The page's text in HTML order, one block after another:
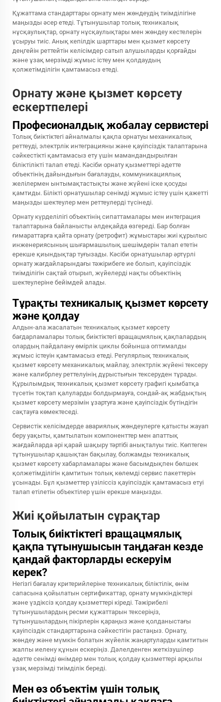
Құжаттама стандарттары орнату мен жөндеудің тиімділігіне
маңызды әсер етеді. Тұтынушылар толық техникалық
нұсқаулықтар, орнату нұсқаулықтары мен жөндеу кестелерін
ұсыруы тиіс. Анық кепілдік шарттары мен қызмет көрсету
деңгейін реттейтін келісімдер сатып алушыларды қорғайды
және ұзақ мерзімді жұмыс істеу мен қолдаудың
қолжетімділігін қамтамасыз етеді.
Орнату және қызмет көрсету
ескертпелері
Професионалдық жобалау сервистері
Толық биіктіктегі айналмалы қақпа орнатуы механикалық
реттеуді, электрлік интеграцияны және қауіпсіздік талаптарына
сәйкестікті қамтамасыз ету үшін мамандандырылған
біліктілікті талап етеді. Кәсіби орнату қызметтері әдетте
объектінің дайындығын бағалауды, коммуникациялық
желілермен ынтымақтастықты және жүйені іске қосуды
қамтиды. Білікті орнатушылар сенімді жұмыс істеу үшін қажетті
маңызды шектеулер мен реттеулерді түсінеді.
Орнату күрделілігі объектінің сипаттамалары мен интеграция
талаптарына байланысты әлдеқайда өзгереді. Бар болған
ғимараттарға қайта орнату (ретрофит) жұмыстары жиі құрылыс
инженериясының шығармашылық шешімдерін талап ететін
ерекше қиындықтар туғызады. Кәсіби орнатушылар әртүрлі
орнату жағдайларындағы тәжірибеге ие болып, қауіпсіздік
тиімділігін сақтай отырып, жүйелерді нақты объектінің
шектеулеріне бейімдей алады.
Тұрақты техникалық қызмет көрсету
және қолдау
Алдын-ала жасалатын техникалық қызмет көрсету
бағдарламалары толық биіктіктегі вращацмялық қақпалардың
олардың пайдалану өмірлік циклы бойынша оптималды
жұмыс істеуін қамтамасыз етеді. Регулярлық техникалық
қызмет көрсету механикалық майлау, электрлік жүйені тексеру
және калибрлеу реттелуінің дұрыстығын тексеруден тұрады.
Құрылымдық техникалық қызмет көрсету графигі қымбатқа
түсетін тоқтап қалуларды болдырмауға, сондай-ақ жабдықтың
қызмет көрсету мерзімін ұзартуға және қауіпсіздік бүтіндігін
сақтауға көмектеседі.
Сервистік келісімдерде авариялық жөндеулерге қатысты жауап
беру уақыты, қамтылатын компоненттер мен апаттық
жағдайларда әрі қарай шақыру тәртібі анықталуы тиіс. Көптеген
тұтынушылар қашықтан бақылау, болжамды техникалық
қызмет көрсету хабарламалары және басымдықпен бөлшек
қолжетімділігін қамтитын толық көлемді сервис пакеттерін
ұсынады. Бұл қызметтер үзіліссіз қауіпсіздік қамтамасыз етуі
талап етілетін объектілер үшін ерекше маңызды.
Жиі қойылатын сұрақтар
Толық биіктіктегі вращацмялық
қақпа тұтынушысын таңдаған кезде
қандай факторларды ескеруім
керек?
Негізгі бағалау критерийлеріне техникалық біліктілік, өнім
сапасына қойылатын сертификаттар, орнату мүмкіндіктері
және үздіксіз қолдау қызметтері кіреді. Тәжірибелі
тұтынушылардың ресми құжаттарын тексеріңіз,
тұтынушылардың пікірлерін қараңыз және қолданыстағы
қауіпсіздік стандарттарына сәйкестігін растаңыз. Орнату,
жөндеу және мүмкін болатын жүйелік жаңартуларды қамтитын
жалпы иелену құнын ескеріңіз. Дәлелденген жеткізушілер
әдетте сенімді өнімдер мен толық қолдау қызметтері арқылы
ұзақ мерзімді тиімділік береді.
Мен өз объектім үшін толық